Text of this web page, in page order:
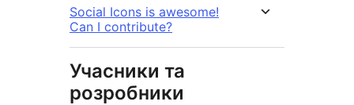
Social Icons is awesome!
Can I contribute?
Учасники та
розробники